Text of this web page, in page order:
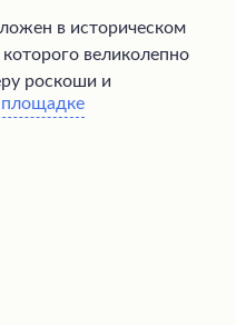
в историческом
великолепно
роскоши и
высококлассное